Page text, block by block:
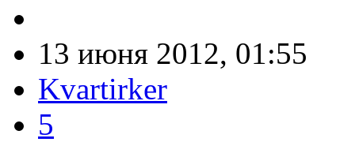
13 июня 2012, 01:55
Kvartirker
5